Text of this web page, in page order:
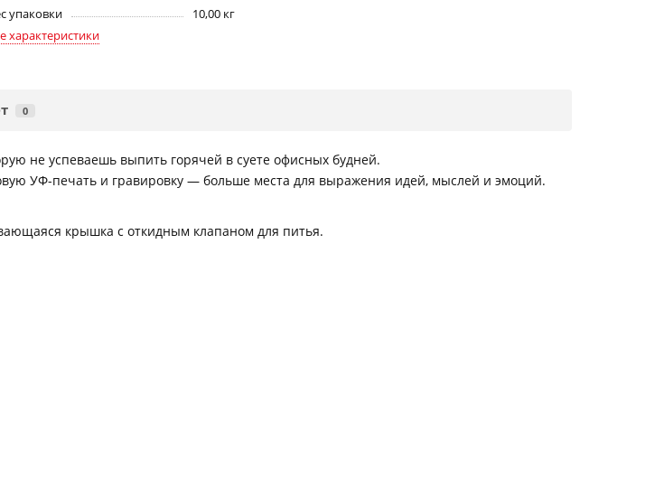
упаковки
10,00 кг
характеристики
0
не успеваешь выпить горячей в суете офисных будней.
УФ-печать и гравировку — больше места для выражения идей, мыслей и эмоций.
крышка с откидным клапаном для питья.